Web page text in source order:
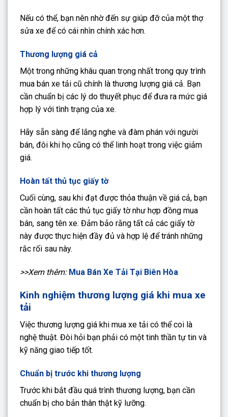
Nếu có thể, bạn nên nhờ đến sự giúp đỡ của một thợ
sửa xe để có cái nhìn chính xác hơn.
Thương lượng giá cả
Một trong những khâu quan trọng nhất trong quy trình
mua bán xe tải cũ chính là thương lượng giá cả. Bạn
cần chuẩn bị các lý do thuyết phục để đưa ra mức giá
hợp lý với tình trạng của xe.
Hãy sẵn sàng để lắng nghe và đàm phán với người
bán, đôi khi họ cũng có thể linh hoạt trong việc giảm
giá.
Hoàn tất thủ tục giấy tờ
Cuối cùng, sau khi đạt được thỏa thuận về giá cả, bạn
cần hoàn tất các thủ tục giấy tờ như hợp đồng mua
bán, sang tên xe. Đảm bảo rằng tất cả các giấy tờ
này được thực hiện đầy đủ và hợp lệ để tránh những
rắc rối sau này.
>>Xem thêm: Mua Bán Xe Tải Tại Biên Hòa
Kinh nghiệm thương lượng giá khi mua xe
tải
Việc thương lượng giá khi mua xe tải có thể coi là
nghệ thuật. Đòi hỏi bạn phải có một tinh thần tự tin và
kỹ năng giao tiếp tốt.
Chuẩn bị trước khi thương lượng
Trước khi bắt đầu quá trình thương lượng, bạn cần
chuẩn bị cho bản thân thật kỹ lưỡng.